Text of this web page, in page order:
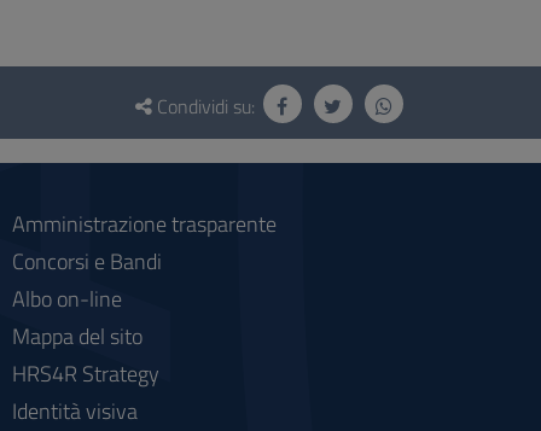
Questionario
social
Condividi su:
Amministrazione trasparente
Concorsi e Bandi
Albo on-line
Mappa del sito
HRS4R Strategy
Identità visiva